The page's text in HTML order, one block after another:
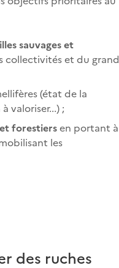
sauvages et
collectivités et du grand
(état de la
valoriser...) ;
forestiersen portant à
les
des ruches